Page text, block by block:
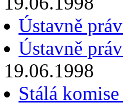
Ústavně
Ústavně
19.06.1998
Stálá